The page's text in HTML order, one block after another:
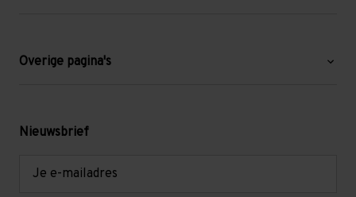
Blog
Levering en afhalen
Overige pagina's
Mezzanine
Nieuwsbrief